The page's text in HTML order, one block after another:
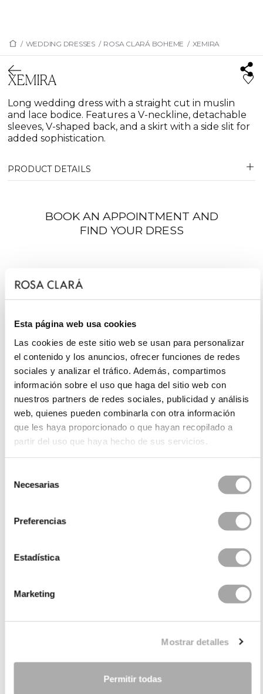
Esta página web usa cookies
Las cookies de este sitio web se usan para personalizar
el contenido y los anuncios, ofrecer funciones de redes
sociales y analizar el tráfico. Además, compartimos
información sobre el uso que haga del sitio web con
nuestros partners de redes sociales, publicidad y análisis
web, quienes pueden combinarla con otra información
que les haya proporcionado o que hayan recopilado a
partir del uso que haya hecho de sus servicios.
Necesarias
Preferencias
Estadística
Marketing
Mostrar detalles
Permitir todas
/ WEDDING DRESSES / ROSA CLARÁ BOHEME / XEMIRA
XEMIRA
Long wedding dress with a straight cut in muslin
and lace bodice. Features a V-neckline, detachable
sleeves, V-shaped back, and a skirt with a side slit for
added sophistication.
PRODUCT DETAILS
BOOK AN APPOINTMENT AND
FIND YOUR DRESS